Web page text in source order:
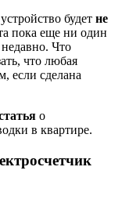
будет не
пока еще ни один
Что
что любая
если сделана
о
в квартире.